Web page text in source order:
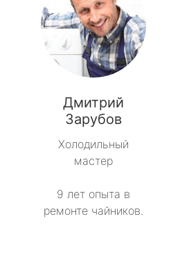
Дмитрий
Зарубов
Холодильный
мастер
9 лет опыта в
ремонте чайников.